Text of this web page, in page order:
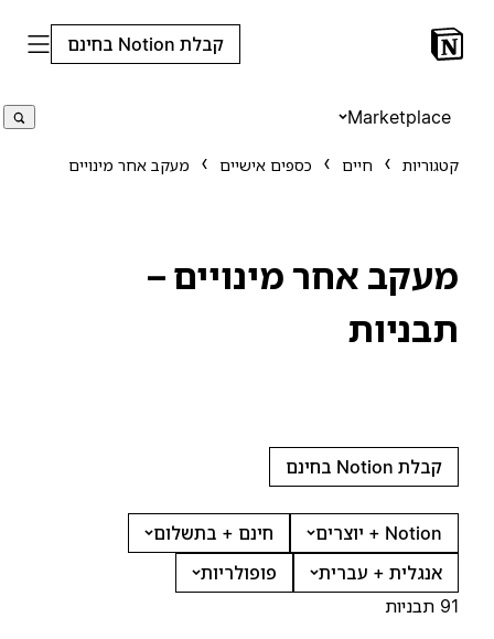
קבלת Notion בחינם
Marketplace
קטגוריות חיים כספים אישיים מעקב אחר מינויים
מעקב אחר מינויים –
תבניות
קבלת Notion בחינם
Notion + יוצרים
חינם + בתשלום
אנגלית + עברית
פופולריות
91 תבניות